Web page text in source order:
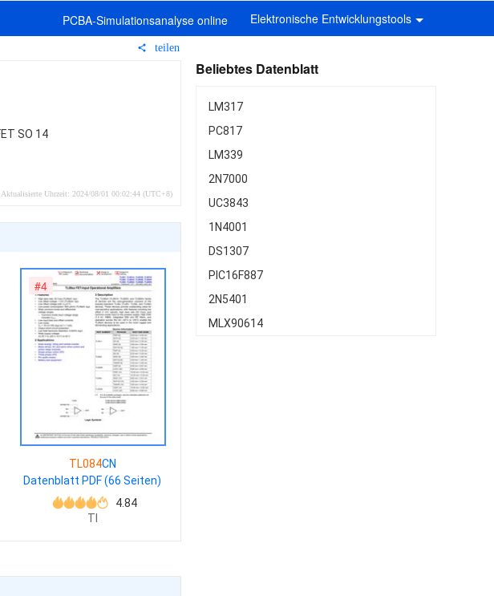
PCBA-Simulationsanalyse online Elektronische Entwicklungstools
teilen
SO 14
Aktualisierte Uhrzeit: 2024/08/01 00:02:44 (UTC+8)
#4
TL084CN
Datenblatt PDF (66 Seiten)
4.84
TI
Beliebtes Datenblatt
LM317
PC817
LM339
2N7000
UC3843
1N4001
DS1307
PIC16F887
2N5401
MLX90614